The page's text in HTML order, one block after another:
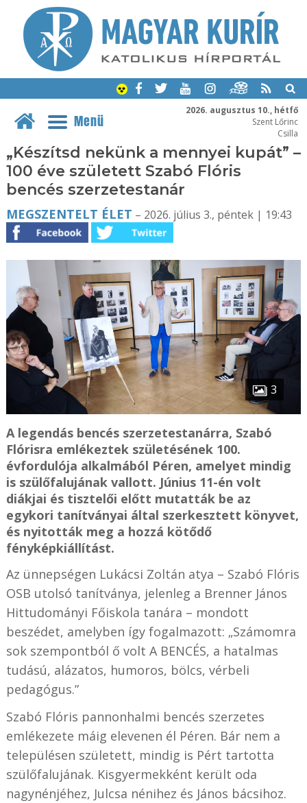
2026. augusztus 10., hétfő
Szent Lőrinc
Csilla
Menü
„Készítsd nekünk a mennyei kupát” –
100 éve született Szabó Flóris
bencés szerzetestanár
MEGSZENTELT ÉLET – 2026. július 3., péntek | 19:43
3
A legendás bencés szerzetestanárra, Szabó
Flórisra emlékeztek születésének 100.
évfordulója alkalmából Péren, amelyet mindig
is szülőfalujának vallott. Június 11-én volt
diákjai és tisztelői előtt mutatták be az
egykori tanítványai által szerkesztett könyvet,
és nyitották meg a hozzá kötődő
fényképkiállítást.
Az ünnepségen Lukácsi Zoltán atya – Szabó Flóris
OSB utolsó tanítványa, jelenleg a Brenner János
Hittudományi Főiskola tanára – mondott
beszédet, amelyben így fogalmazott: „Számomra
sok szempontból ő volt A BENCÉS, a hatalmas
tudású, alázatos, humoros, bölcs, vérbeli
pedagógus.”
Szabó Flóris pannonhalmi bencés szerzetes
emlékezete máig elevenen él Péren. Bár nem a
településen született, mindig is Pért tartotta
szülőfalujának. Kisgyermekként került oda
nagynénjéhez, Julcsa nénihez és János bácsihoz.